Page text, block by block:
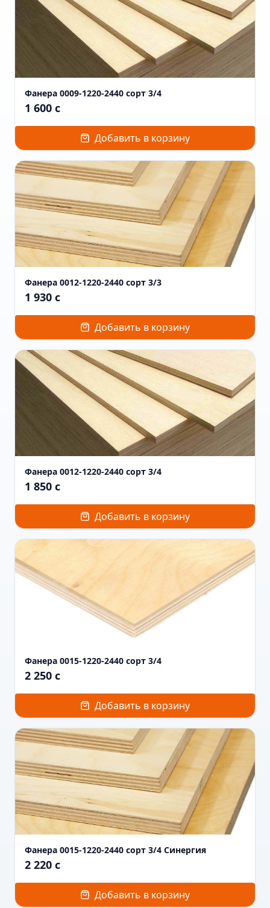
Фанера 0009-1220-2440 сорт 3/4
1 600 c
Добавить в корзину
Фанера 0012-1220-2440 сорт 3/3
1 930 c
Добавить в корзину
Фанера 0012-1220-2440 сорт 3/4
1 850 c
Добавить в корзину
Фанера 0015-1220-2440 сорт 3/4
2 250 c
Добавить в корзину
Фанера 0015-1220-2440 сорт 3/4 Синергия
2 220 c
Добавить в корзину